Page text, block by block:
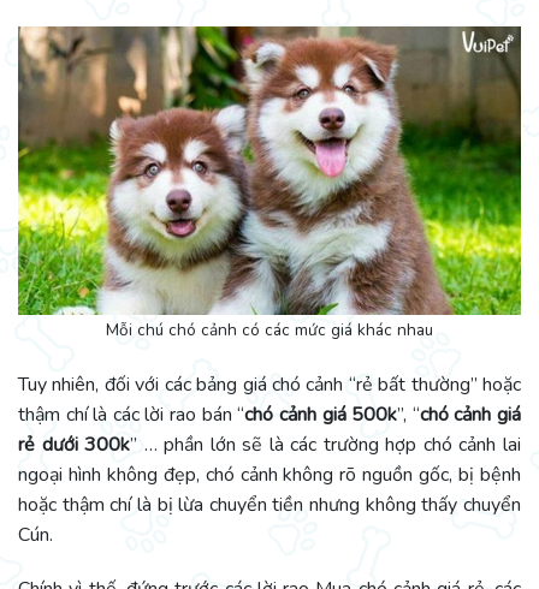
Mỗi chú chó cảnh có các mức giá khác nhau
Tuy nhiên, đối với các bảng giá chó cảnh “rẻ bất thường” hoặc
thậm chí là các lời rao bán “chó cảnh giá 500k”, “chó cảnh giá
rẻ dưới 300k” … phần lớn sẽ là các trường hợp chó cảnh lai
ngoại hình không đẹp, chó cảnh không rõ nguồn gốc, bị bệnh
hoặc thậm chí là bị lừa chuyển tiền nhưng không thấy chuyển
Cún.